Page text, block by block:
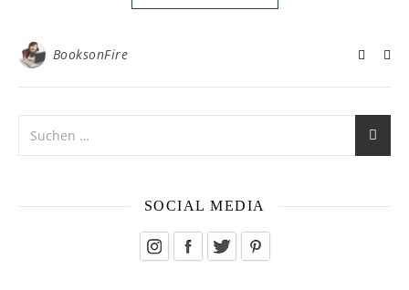
BooksonFire
SOCIAL MEDIA